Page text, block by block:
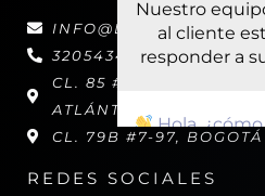
3205434657
CL. 85 # 59B - 33,
ATLÁNTICO
CL. 79B #7-97, BOGOTÁ
REDES SOCIALES
ayudar?